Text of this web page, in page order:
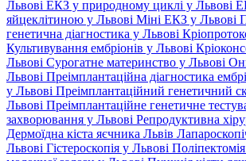
Львові ЕКЗ у природному циклі у Львові
яйцеклітиною у Львові Міні ЕКЗ у Львові
генетична діагностика у Львові
Культивування ембріонів у Львові
Львові Сурогатне материнство у Львові
Львові Преімплантаційна діагностика
у Львові Преімплантаційний генетичний
Львові Преімплантаційне генетичне
захворювання у Львові Репродуктивна
Дермоїдна кіста яєчника Львів
Львові Гістероскопія у Львові